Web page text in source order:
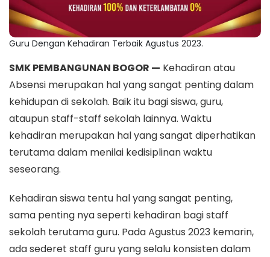
Guru Dengan Kehadiran Terbaik Agustus 2023.
SMK PEMBANGUNAN BOGOR — Kehadiran atau
Absensi merupakan hal yang sangat penting dalam
kehidupan di sekolah. Baik itu bagi siswa, guru,
ataupun staff-staff sekolah lainnya. Waktu
kehadiran merupakan hal yang sangat diperhatikan
terutama dalam menilai kedisiplinan waktu
seseorang.
Kehadiran siswa tentu hal yang sangat penting,
sama penting nya seperti kehadiran bagi staff
sekolah terutama guru. Pada Agustus 2023 kemarin,
ada sederet staff guru yang selalu konsisten dalam